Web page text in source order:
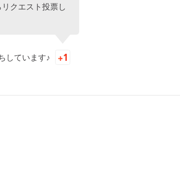
クエスト投票し
しています♪